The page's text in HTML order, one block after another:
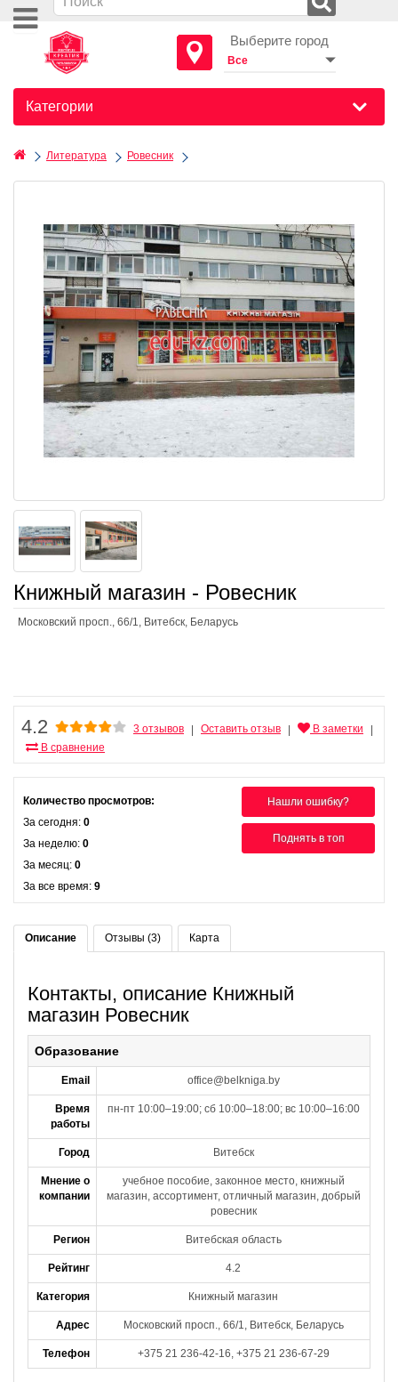
Выберите город
Категории
Литература Ровесник
Книжный магазин - Ровесник
Московский просп., 66/1, Витебск, Беларусь
4.2 3 отзывов Оставить отзыв В заметки
В сравнение
Нашли ошибку?
Поднять в топ
Количество просмотров:
За сегодня: 0
За неделю: 0
За месяц: 0
За все время: 9
Описание Отзывы (3) Карта
Контакты, описание Книжный
магазин Ровесник
Образование
Email office@belkniga.by
Время
работы
пн-пт 10:00–19:00; сб 10:00–18:00; вс 10:00–16:00
Город Витебск
Мнение о
компании
учебное пособие, законное место, книжный
магазин, ассортимент, отличный магазин, добрый
ровесник
Регион Витебская область
Рейтинг 4.2
Категория Книжный магазин
Адрес Московский просп., 66/1, Витебск, Беларусь
Телефон +375 21 236-42-16, +375 21 236-67-29